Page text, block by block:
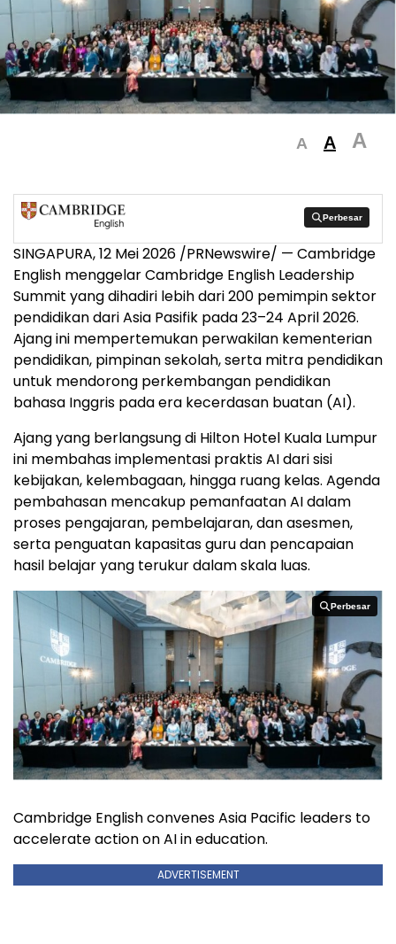
A A A
Perbesar
Perbesar
SINGAPURA, 12 Mei 2026 /PRNewswire/ — Cambridge
English menggelar Cambridge English Leadership
Summit yang dihadiri lebih dari 200 pemimpin sektor
pendidikan dari Asia Pasifik pada 23–24 April 2026.
Ajang ini mempertemukan perwakilan kementerian
pendidikan, pimpinan sekolah, serta mitra pendidikan
untuk mendorong perkembangan pendidikan
bahasa Inggris pada era kecerdasan buatan (AI).
Ajang yang berlangsung di Hilton Hotel Kuala Lumpur
ini membahas implementasi praktis AI dari sisi
kebijakan, kelembagaan, hingga ruang kelas. Agenda
pembahasan mencakup pemanfaatan AI dalam
proses pengajaran, pembelajaran, dan asesmen,
serta penguatan kapasitas guru dan pencapaian
hasil belajar yang terukur dalam skala luas.
Perbesar
Perbesar
Cambridge English convenes Asia Pacific leaders to
accelerate action on AI in education.
ADVERTISEMENT